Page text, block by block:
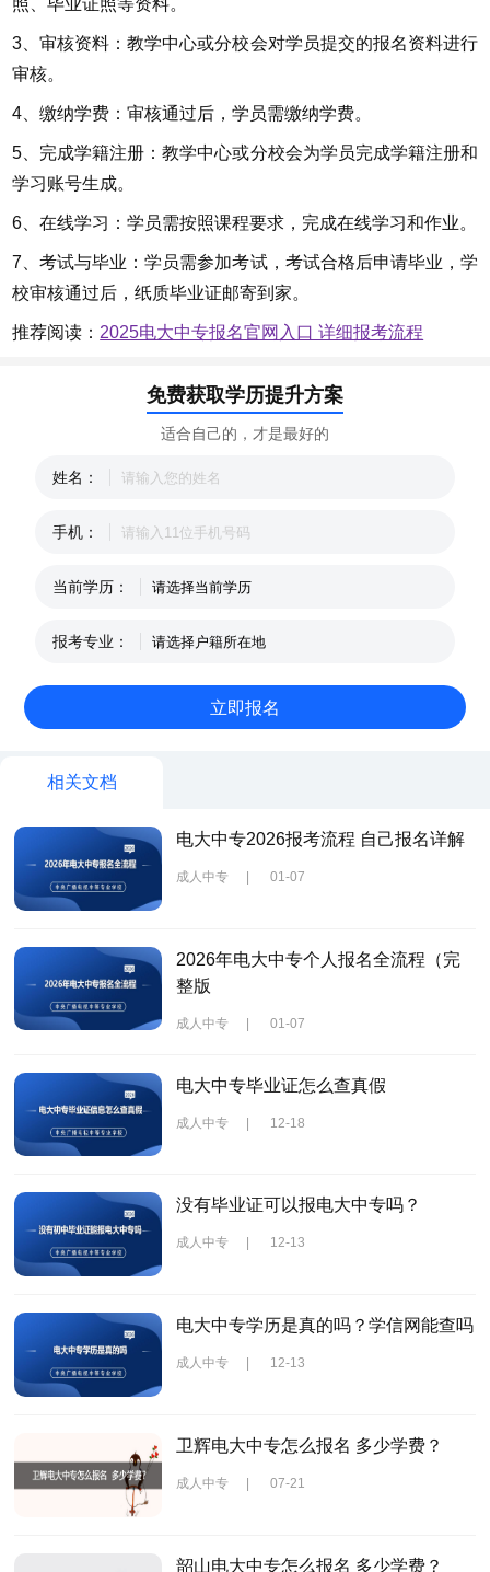
3、审核资料：教学中心或分校会对学员提交的报名资料进行
审核。
4、缴纳学费：审核通过后，学员需缴纳学费。
5、完成学籍注册：教学中心或分校会为学员完成学籍注册和
学习账号生成。
6、在线学习：学员需按照课程要求，完成在线学习和作业。
7、考试与毕业：学员需参加考试，考试合格后申请毕业，学
校审核通过后，纸质毕业证邮寄到家。
推荐阅读： 2025电大中专报名官网入口 详细报考流程
免费获取学历提升方案
适合自己的，才是最好的
姓名：
手机：
当前学历：
报考专业：
相关文档
电大中专2026报考流程 自己报名详解
成人中专 | 01-07
2026年电大中专个人报名全流程（完
整版
成人中专 | 01-07
电大中专毕业证怎么查真假
成人中专 | 12-18
没有毕业证可以报电大中专吗？
成人中专 12-13
电大中专学历是真的吗？学信网能查吗
成人中专 12-13
卫辉电大中专怎么报名 多少学费？
成人中专 07-21
韶山电大中专怎么报名 多少学费？